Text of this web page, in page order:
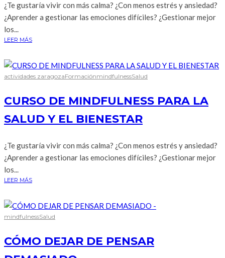
¿Te gustaría vivir con más calma? ¿Con menos estrés y ansiedad?
¿Aprender a gestionar las emociones difíciles? ¿Gestionar mejor
los...
LEER MÁS
actividades zaragozaFormaciónmindfulnessSalud
CURSO DE MINDFULNESS PARA LA
SALUD Y EL BIENESTAR
¿Te gustaría vivir con más calma? ¿Con menos estrés y ansiedad?
¿Aprender a gestionar las emociones difíciles? ¿Gestionar mejor
los...
LEER MÁS
mindfulnessSalud
CÓMO DEJAR DE PENSAR